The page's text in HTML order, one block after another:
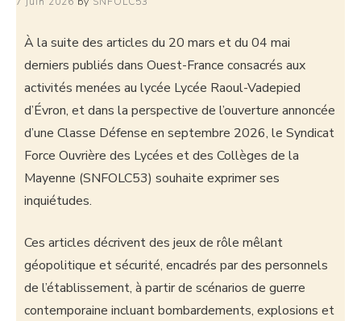
À la suite des articles du 20 mars et du 04 mai
derniers publiés dans Ouest-France consacrés aux
activités menées au lycée Lycée Raoul-Vadepied
d’Évron, et dans la perspective de l’ouverture annoncée
d’une Classe Défense en septembre 2026, le Syndicat
Force Ouvrière des Lycées et des Collèges de la
Mayenne (SNFOLC53) souhaite exprimer ses
inquiétudes.
Ces articles décrivent des jeux de rôle mêlant
géopolitique et sécurité, encadrés par des personnels
de l’établissement, à partir de scénarios de guerre
contemporaine incluant bombardements, explosions et